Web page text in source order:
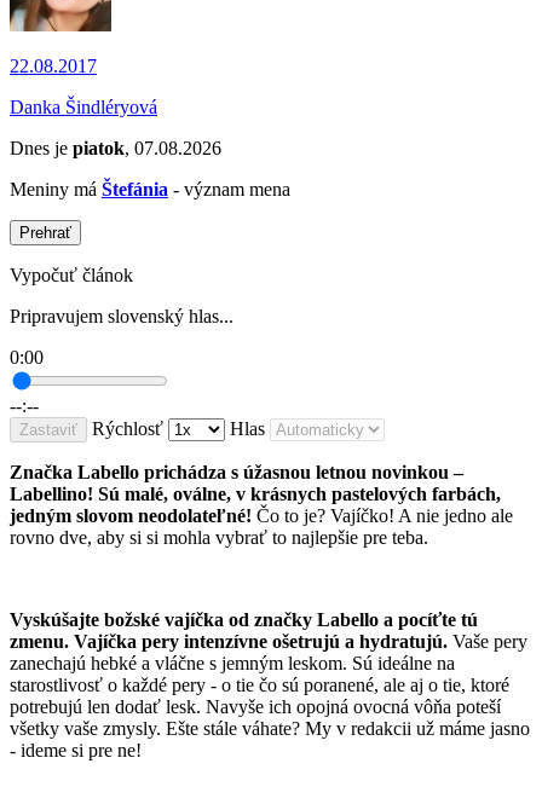
22.08.2017
Danka Šindléryová
Dnes je piatok, 07.08.2026
Meniny má Štefánia - význam mena
Prehrať
Vypočuť článok
Pripravujem slovenský hlas...
0:00
--:--
Zastaviť Rýchlosť Hlas
Značka Labello prichádza s úžasnou letnou novinkou –
Labellino! Sú malé, oválne, v krásnych pastelových farbách,
jedným slovom neodolateľné! Čo to je? Vajíčko! A nie jedno ale
rovno dve, aby si si mohla vybrať to najlepšie pre teba.
Vyskúšajte božské vajíčka od značky Labello a pocíťte tú
zmenu. Vajíčka pery intenzívne ošetrujú a hydratujú. Vaše pery
zanechajú hebké a vláčne s jemným leskom. Sú ideálne na
starostlivosť o každé pery - o tie čo sú poranené, ale aj o tie, ktoré
potrebujú len dodať lesk. Navyše ich opojná ovocná vôňa poteší
všetky vaše zmysly. Ešte stále váhate? My v redakcii už máme jasno
- ideme si pre ne!